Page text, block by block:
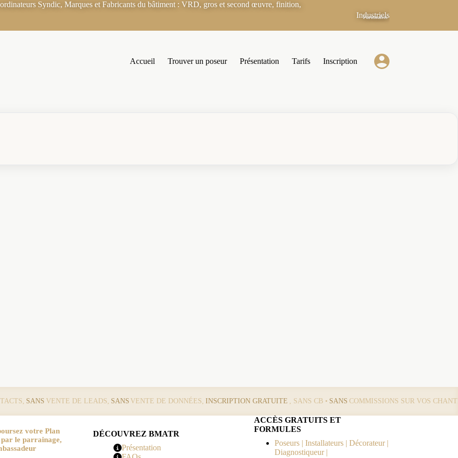
Syndic, Marques et Fabricants du bâtiment : VRD, gros et second œuvre, finition,
Industriels
Partenaires
Accueil Trouver un poseur Présentation Tarifs Inscription
SANS VENTE DE LEADS, SANS VENTE DE DONNÉES, INSCRIPTION GRATUITE , SANS CB • SANS COMMISSIONS SUR VOS
votre Plan
le parrainage,
DÉCOUVREZ BMATR
Présentation
ACCÈS GRATUITS ET
FORMULES
Poseurs | Installateurs | Décorateur |
Diagnostiqueur |